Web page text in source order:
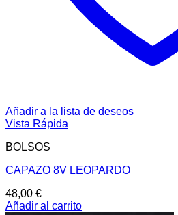
Añadir a la lista de deseos
Vista Rápida
BOLSOS
CAPAZO 8V LEOPARDO
48,00 €
Añadir al carrito